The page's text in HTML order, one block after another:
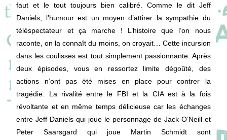
faut et le tout toujours bien calibré. Comme le dit Jeff
Daniels, l’humour est un moyen d’attirer la sympathie du
téléspectateur et ça marche ! L’histoire que l’on nous
raconte, on la connaît du moins, on croyait… Cette incursion
dans les coulisses est tout simplement passionnante. Après
deux épisodes, vous en ressortez limite dégoûté, des
actions n’ont pas été mises en place pour contrer la
tragédie. La rivalité entre le FBI et la CIA est à la fois
révoltante et en même temps délicieuse car les échanges
entre Jeff Daniels qui joue le personnage de Jack O’Neill et
Peter Saarsgard qui joue Martin Schmidt sont